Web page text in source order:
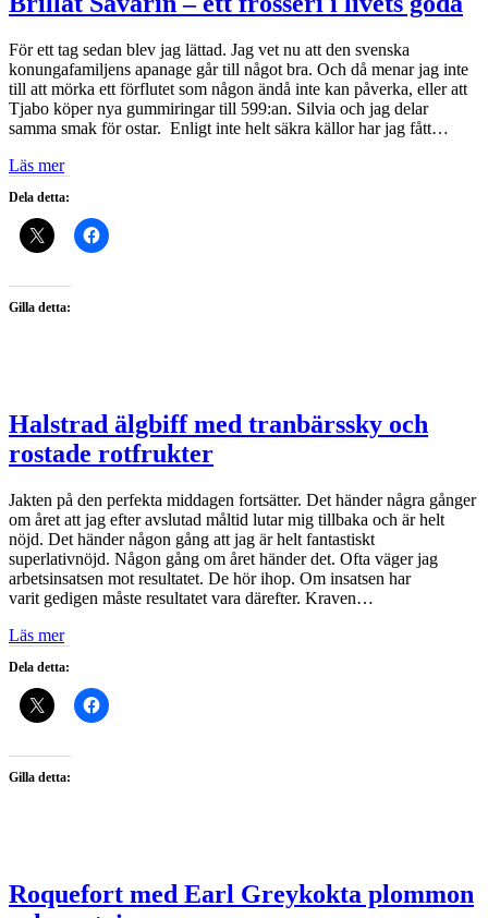
För ett tag sedan blev jag lättad. Jag vet nu att den svenska
konungafamiljens apanage går till något bra. Och då menar jag inte
till att mörka ett förflutet som någon ändå inte kan påverka, eller att
Tjabo köper nya gummiringar till 599:an. Silvia och jag delar
samma smak för ostar. Enligt inte helt säkra källor har jag fått…
Läs mer
Dela detta:
Gilla detta:
Halstrad älgbiff med tranbärssky och
rostade rotfrukter
Jakten på den perfekta middagen fortsätter. Det händer några gånger
om året att jag efter avslutad måltid lutar mig tillbaka och är helt
nöjd. Det händer någon gång att jag är helt fantastiskt
superlativnöjd. Någon gång om året händer det. Ofta väger jag
arbetsinsatsen mot resultatet. De hör ihop. Om insatsen har
varit gedigen måste resultatet vara därefter. Kraven…
Läs mer
Dela detta:
Gilla detta:
Roquefort med Earl Greykokta plommon